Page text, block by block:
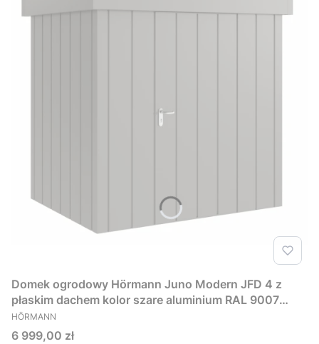
Domek ogrodowy Hörmann Juno Modern JFD 4 z
płaskim dachem kolor szare aluminium RAL 9007
229x181 cm
PRODUCENT
HÖRMANN
Cena
6 999,00 zł